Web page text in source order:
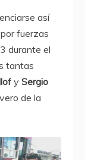
así
fuerzas
durante el
tantas
y Sergio
de la